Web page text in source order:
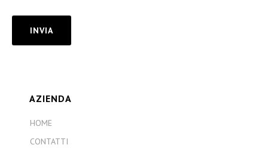
AZIENDA
HOME
CONTATTI